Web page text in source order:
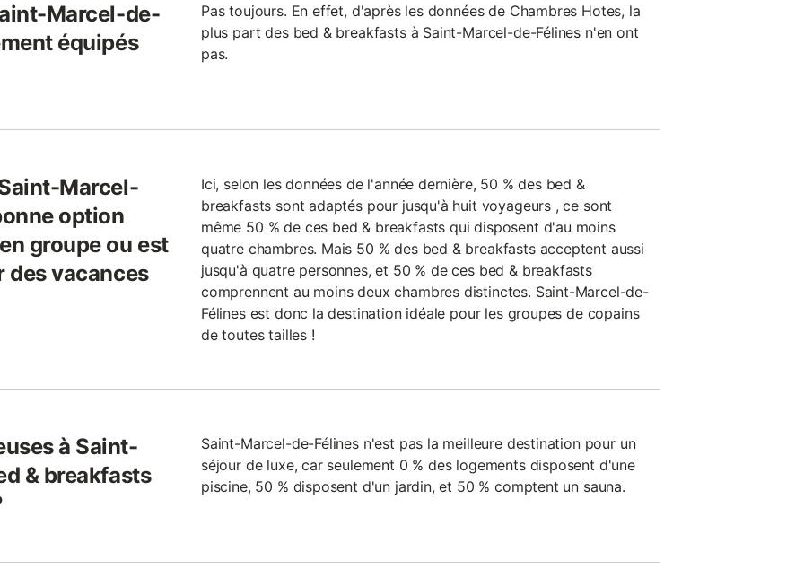
Marcel-de-
équipés
Pas toujours. En effet, d'après les données de Chambres Hotes, la
plus part des bed & breakfasts à Saint-Marcel-de-Félines n'en ont
pas.
Marcel-
option
groupe ou est
des vacances
Ici, selon les données de l'année dernière, 50 % des bed &
breakfasts sont adaptés pour jusqu'à huit voyageurs , ce sont
même 50 % de ces bed & breakfasts qui disposent d'au moins
quatre chambres. Mais 50 % des bed & breakfasts acceptent aussi
jusqu'à quatre personnes, et 50 % de ces bed & breakfasts
comprennent au moins deux chambres distinctes. Saint-Marcel-de-
Félines est donc la destination idéale pour les groupes de copains
de toutes tailles !
à Saint-
& breakfasts
Saint-Marcel-de-Félines n'est pas la meilleure destination pour un
séjour de luxe, car seulement 0 % des logements disposent d'une
piscine, 50 % disposent d'un jardin, et 50 % comptent un sauna.